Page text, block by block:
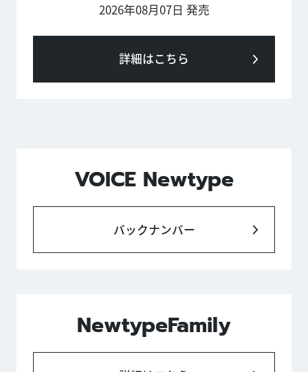
2026年08月07日 発売
詳細はこちら
VOICE Newtype
バックナンバー
NewtypeFamily